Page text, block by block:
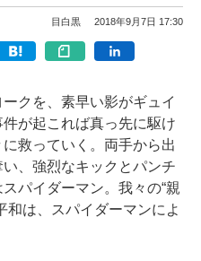
目白黒 2018年9月7日 17:30
クを、素早い影がギュイ
が起これば真っ先に駆け
救っていく。両手から出
、強烈なキックとパンチ
パイダーマン。我々の“親
和は、スパイダーマンによ